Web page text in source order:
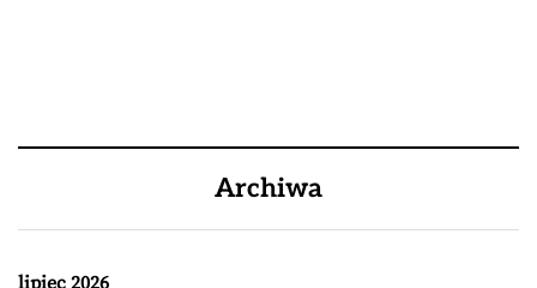
Archiwa
lipiec 2026